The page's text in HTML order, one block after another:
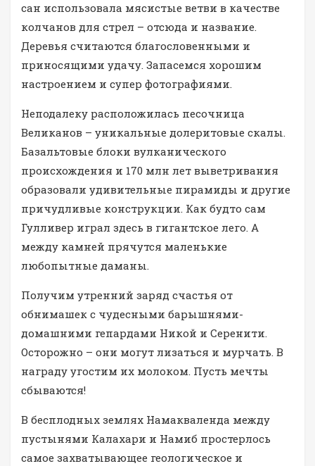
сан использовала мясистые ветви в качестве
колчанов для стрел – отсюда и название.
Деревья считаются благословенными и
приносящими удачу. Запасемся хорошим
настроением и супер фотографиями.
Неподалеку расположилась песочница
Великанов – уникальные долеритовые скалы.
Базальтовые блоки вулканического
происхождения и 170 млн лет выветривания
образовали удивительные пирамиды и другие
причудливые конструкции. Как будто сам
Гулливер играл здесь в гигантское лего. А
между камней прячутся маленькие
любопытные даманы.
Получим утренний заряд счастья от
обнимашек с чудесными барышнями-
домашними гепардами Никой и Серенити.
Осторожно – они могут лизаться и мурчать. В
награду угостим их молоком. Пусть мечты
сбываются!
В бесплодных землях Намакваленда между
пустынями Калахари и Намиб простерлось
самое захватывающее геологическое и